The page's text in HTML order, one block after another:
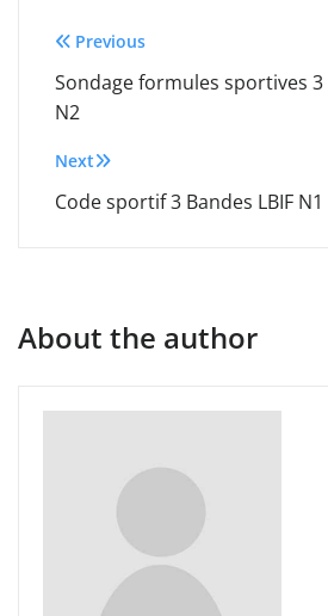
Post
navigation
Previous
Sondage formules sportives 3
N2
Next
Code sportif 3 Bandes LBIF
About the author